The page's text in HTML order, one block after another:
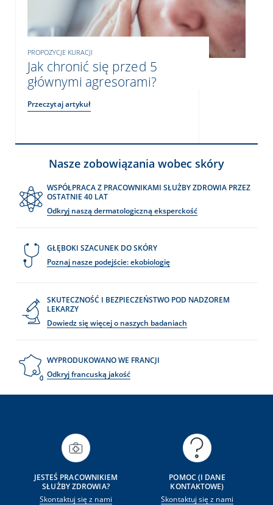
PROPOZYCJE KURACJI
Jak chronić się przed 5
głównymi agresorami?
Przeczytaj artykuł
Nasze zobowiązania wobec skóry
WSPÓŁPRACA Z PRACOWNIKAMI SŁUŻBY ZDROWIA PRZEZ
OSTATNIE 40 LAT
Odkryj naszą dermatologiczną eksperckość
GŁĘBOKI SZACUNEK DO SKÓRY
Poznaj nasze podejście: ekobiologię
SKUTECZNOŚĆ I BEZPIECZEŃSTWO POD NADZOREM
LEKARZY
Dowiedz się więcej o naszych badaniach
WYPRODUKOWANO WE FRANCJI
Odkryj francuską jakość
JESTEŚ PRACOWNIKIEM
SŁUŻBY ZDROWIA?
Skontaktuj się z nami
POMOC (I DANE
KONTAKTOWE)
Skontaktuj się z nami